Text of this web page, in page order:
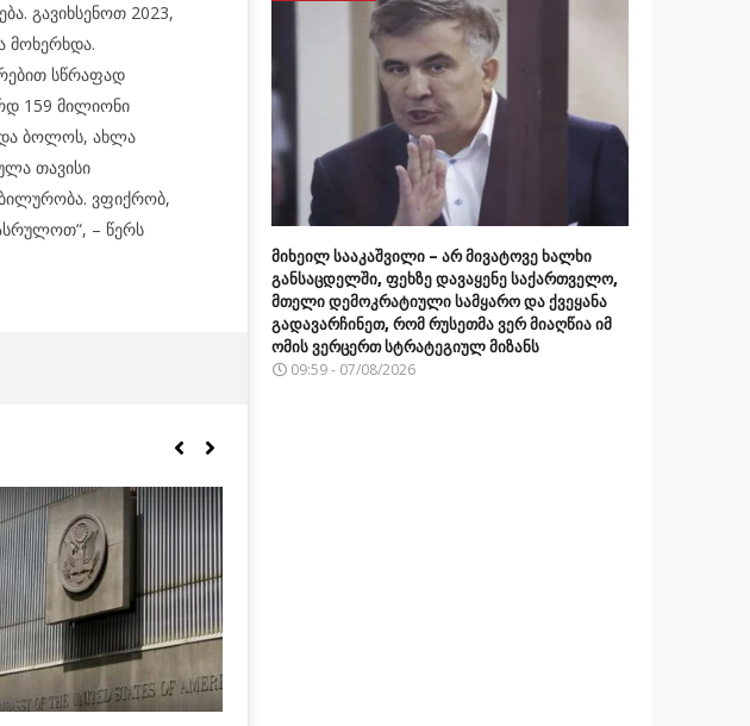
გავიხსენოთ 2023,
მოხერხდა.
სწრაფად
159 მილიონი
ბოლოს, ახლა
თავისი
ვფიქრობ,
– წერს
მიხეილ სააკაშვილი – არ მივატოვე ხალხი
განსაცდელში, ფეხზე დავაყენე საქართველო,
მთელი დემოკრატიული სამყარო და ქვეყანა
გადავარჩინეთ, რომ რუსეთმა ვერ მიაღწია იმ
ომის ვერცერთ სტრატეგიულ მიზანს
09:59 - 07/08/2026